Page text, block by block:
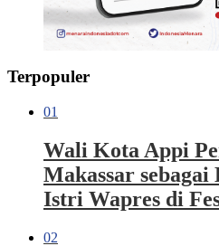
Terpopuler
01
Wali Kota Appi
Makassar
Istri Wapres di
02